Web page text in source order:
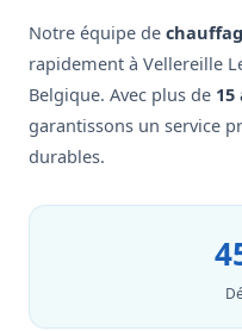
Notre équipe de
rapidement à Vellereille
Belgique. Avec plus de
garantissons un service
durables.